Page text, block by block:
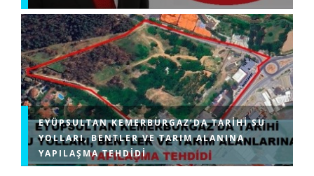
EYÜPSULTAN KEMERBURGAZ’DA TARIHI SU
YOLLARI, BENTLER VE TARIM ALANINA
YAPILAŞMA TEHDIDI